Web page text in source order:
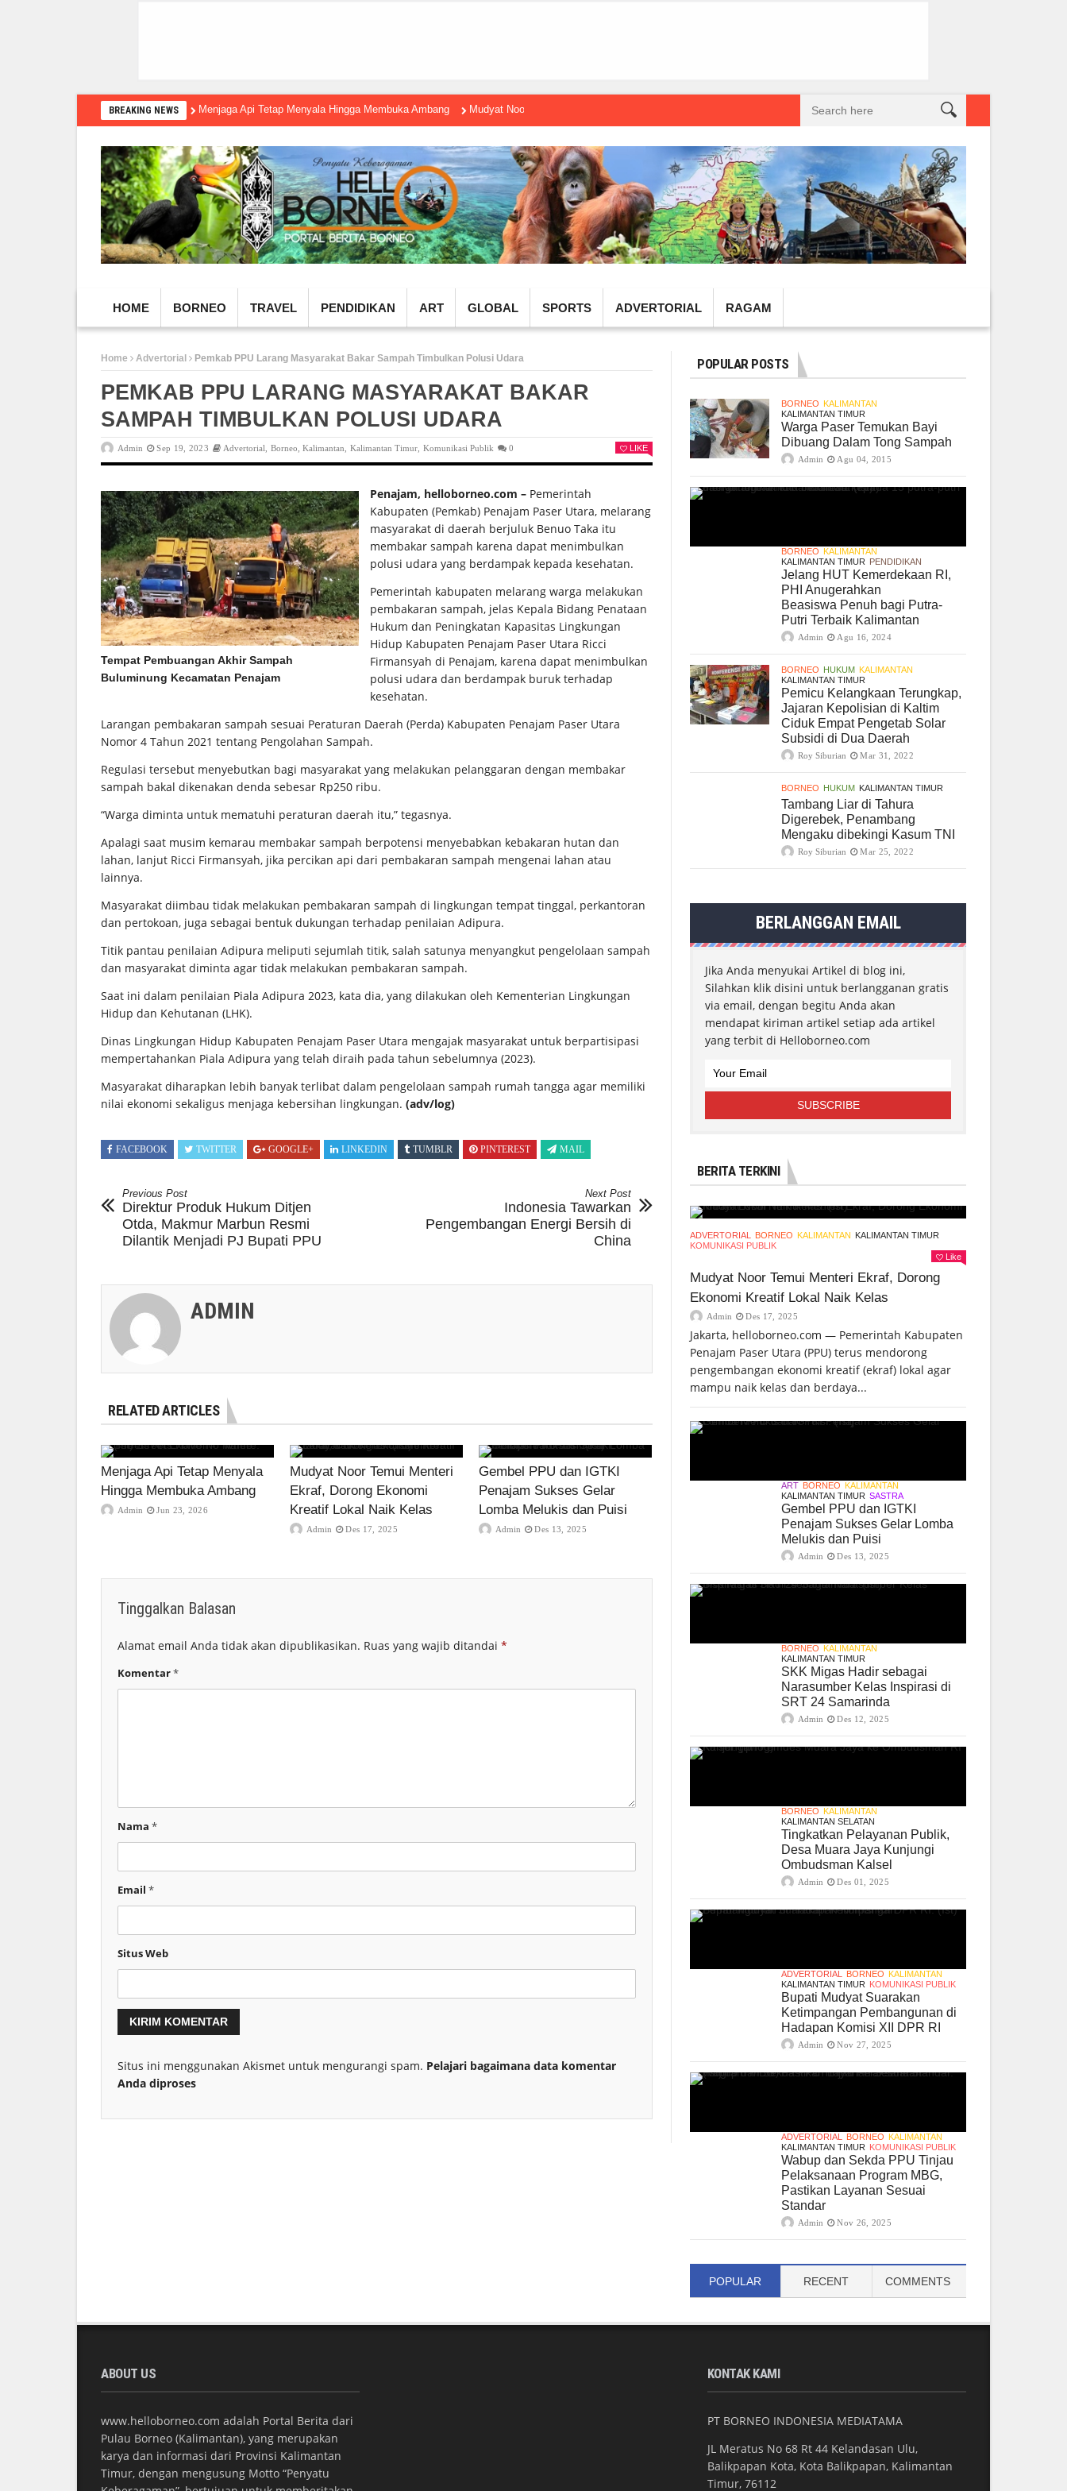
BREAKING NEWS Menjaga Api Tetap Menyala Hingga Membuka Ambang Mudyat Noor Temui Menteri Ekraf, Dorong Ekonomi Kreatif Lokal Naik Kelas Gembel PPU dan IGTKI Penajam Sukses Gelar
HOME BORNEO TRAVEL PENDIDIKAN ART GLOBAL SPORTS ADVERTORIAL RAGAM
Home Advertorial Pemkab PPU Larang Masyarakat Bakar Sampah Timbulkan Polusi Udara
PEMKAB PPU LARANG MASYARAKAT BAKAR
SAMPAH TIMBULKAN POLUSI UDARA
Admin Sep 19, 2023 Advertorial Borneo ,Kalimantan ,Kalimantan Timur Komunikasi Publik 0 LIKE
Tempat Pembuangan Akhir Sampah
Buluminung Kecamatan Penajam
Penajam, helloborneo.com – Pemerintah
Kabupaten (Pemkab) Penajam Paser Utara, melarang
masyarakat di daerah berjuluk Benuo Taka itu
membakar sampah karena dapat menimbulkan
polusi udara yang berdampak kepada kesehatan.
Pemerintah kabupaten melarang warga melakukan
pembakaran sampah, jelas Kepala Bidang Penataan
Hukum dan Peningkatan Kapasitas Lingkungan
Hidup Kabupaten Penajam Paser Utara Ricci
Firmansyah di Penajam, karena dapat menimbulkan
polusi udara dan berdampak buruk terhadap
kesehatan.
Larangan pembakaran sampah sesuai Peraturan Daerah (Perda) Kabupaten Penajam Paser Utara
Nomor 4 Tahun 2021 tentang Pengolahan Sampah.
Regulasi tersebut menyebutkan bagi masyarakat yang melakukan pelanggaran dengan membakar
sampah bakal dikenakan denda sebesar Rp250 ribu.
“Warga diminta untuk mematuhi peraturan daerah itu,” tegasnya.
Apalagi saat musim kemarau membakar sampah berpotensi menyebabkan kebakaran hutan dan
lahan, lanjut Ricci Firmansyah, jika percikan api dari pembakaran sampah mengenai lahan atau
lainnya.
Masyarakat diimbau tidak melakukan pembakaran sampah di lingkungan tempat tinggal, perkantoran
dan pertokoan, juga sebagai bentuk dukungan terhadap penilaian Adipura.
Titik pantau penilaian Adipura meliputi sejumlah titik, salah satunya menyangkut pengelolaan sampah
dan masyarakat diminta agar tidak melakukan pembakaran sampah.
Saat ini dalam penilaian Piala Adipura 2023, kata dia, yang dilakukan oleh Kementerian Lingkungan
Hidup dan Kehutanan (LHK).
Dinas Lingkungan Hidup Kabupaten Penajam Paser Utara mengajak masyarakat untuk berpartisipasi
mempertahankan Piala Adipura yang telah diraih pada tahun sebelumnya (2023).
Masyarakat diharapkan lebih banyak terlibat dalam pengelolaan sampah rumah tangga agar memiliki
nilai ekonomi sekaligus menjaga kebersihan lingkungan. (adv/log)
FACEBOOK TWITTER GOOGLE+ LINKEDIN TUMBLR PINTEREST MAIL
Previous Post
Direktur Produk Hukum Ditjen
Otda, Makmur Marbun Resmi
Dilantik Menjadi PJ Bupati PPU
Next Post
Indonesia Tawarkan
Pengembangan Energi Bersih di
China
ADMIN
RELATED ARTICLES
Menjaga Api Tetap Menyala
Hingga Membuka Ambang
Admin Jun 23, 2026
Mudyat Noor Temui Menteri
Ekraf, Dorong Ekonomi
Kreatif Lokal Naik Kelas
Admin Des 17, 2025
Gembel PPU dan IGTKI
Penajam Sukses Gelar
Lomba Melukis dan Puisi
Admin Des 13, 2025
Tinggalkan Balasan
Alamat email Anda tidak akan dipublikasikan. Ruas yang wajib ditandai *
Komentar*
Nama *
Email *
Situs Web
Situs ini menggunakan Akismet untuk mengurangi spam. Pelajari bagaimana data komentar
Anda diproses
POPULAR POSTS
BORNEO KALIMANTAN
KALIMANTAN TIMUR
Warga Paser Temukan Bayi
Dibuang Dalam Tong Sampah
Admin Agu 04, 2015
BORNEO KALIMANTAN
KALIMANTAN TIMUR PENDIDIKAN
Jelang HUT Kemerdekaan RI,
PHI Anugerahkan
Beasiswa Penuh bagi Putra-
Putri Terbaik Kalimantan
Admin Agu 16, 2024
BORNEO HUKUM KALIMANTAN
KALIMANTAN TIMUR
Pemicu Kelangkaan Terungkap,
Jajaran Kepolisian di Kaltim
Ciduk Empat Pengetab Solar
Subsidi di Dua Daerah
Roy Siburian Mar 31, 2022
BORNEO HUKUM KALIMANTAN TIMUR
Tambang Liar di Tahura
Digerebek, Penambang
Mengaku dibekingi Kasum TNI
Roy Siburian Mar 25, 2022
BERLANGGAN EMAIL
Jika Anda menyukai Artikel di blog ini,
Silahkan klik disini untuk berlangganan gratis
via email, dengan begitu Anda akan
mendapat kiriman artikel setiap ada artikel
yang terbit di Helloborneo.com
BERITA TERKINI
ADVERTORIAL BORNEO KALIMANTAN KALIMANTAN TIMUR
KOMUNIKASI PUBLIK
Like
Mudyat Noor Temui Menteri Ekraf, Dorong
Ekonomi Kreatif Lokal Naik Kelas
Admin Des 17, 2025
Jakarta, helloborneo.com — Pemerintah Kabupaten
Penajam Paser Utara (PPU) terus mendorong
pengembangan ekonomi kreatif (ekraf) lokal agar
mampu naik kelas dan berdaya...
ART BORNEO KALIMANTAN
KALIMANTAN TIMUR SASTRA
Gembel PPU dan IGTKI
Penajam Sukses Gelar Lomba
Melukis dan Puisi
Admin Des 13, 2025
BORNEO KALIMANTAN
KALIMANTAN TIMUR
SKK Migas Hadir sebagai
Narasumber Kelas Inspirasi di
SRT 24 Samarinda
Admin Des 12, 2025
BORNEO KALIMANTAN
KALIMANTAN SELATAN
Tingkatkan Pelayanan Publik,
Desa Muara Jaya Kunjungi
Ombudsman Kalsel
Admin Des 01, 2025
ADVERTORIAL BORNEO KALIMANTAN
KALIMANTAN TIMUR KOMUNIKASI PUBLIK
Bupati Mudyat Suarakan
Ketimpangan Pembangunan di
Hadapan Komisi XII DPR RI
Admin Nov 27, 2025
ADVERTORIAL BORNEO KALIMANTAN
KALIMANTAN TIMUR KOMUNIKASI PUBLIK
Wabup dan Sekda PPU Tinjau
Pelaksanaan Program MBG,
Pastikan Layanan Sesuai
Standar
Admin Nov 26, 2025
POPULAR RECENT COMMENTS
ABOUT US
www.helloborneo.com adalah Portal Berita dari
Pulau Borneo (Kalimantan), yang merupakan
karya dan informasi dari Provinsi Kalimantan
Timur, dengan mengusung Motto “Penyatu
KONTAK KAMI
PT BORNEO INDONESIA MEDIATAMA
JL Meratus No 68 Rt 44 Kelandasan Ulu,
Balikpapan Kota, Kota Balikpapan, Kalimantan
Timur, 76112